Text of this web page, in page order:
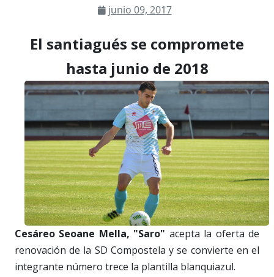
junio 09, 2017
El santiagués se compromete
hasta junio de 2018
Cesáreo Seoane Mella, "Saro" acepta la oferta de
renovación de la SD Compostela y se convierte en el
integrante número trece la plantilla blanquiazul.